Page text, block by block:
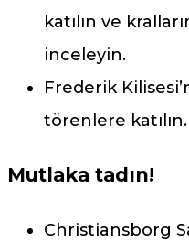
katılın ve
inceleyin.
Frederik
törenlere katılın.
Mutlaka tadın!
Christiansborg